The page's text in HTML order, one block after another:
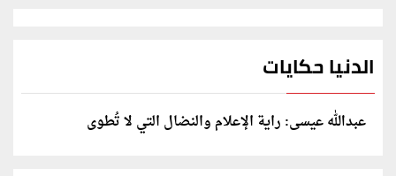
الدنيا حكايات
عبدالله عيسى: راية الإعلام والنضال التي لا تُطوى